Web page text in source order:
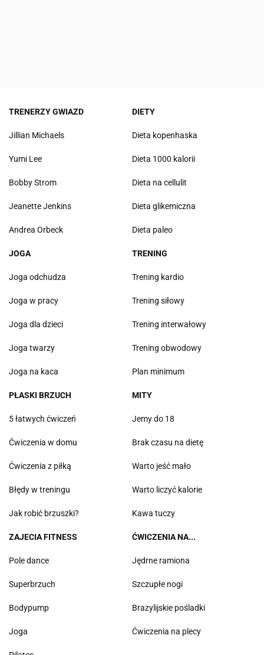
TRENERZY GWIAZD
Jillian Michaels
Yumi Lee
Bobby Strom
Jeanette Jenkins
Andrea Orbeck
DIETY
Dieta kopenhaska
Dieta 1000 kalorii
Dieta na cellulit
Dieta glikemiczna
Dieta paleo
JOGA
Joga odchudza
Joga w pracy
Joga dla dzieci
Joga twarzy
Joga na kaca
TRENING
Trening kardio
Trening siłowy
Trening interwałowy
Trening obwodowy
Plan minimum
PŁASKI BRZUCH
5 łatwych ćwiczeń
Ćwiczenia w domu
Ćwiczenia z piłką
Błędy w treningu
Jak robić brzuszki?
MITY
Jemy do 18
Brak czasu na dietę
Warto jeść mało
Warto liczyć kalorie
Kawa tuczy
ZAJECIA FITNESS
Pole dance
Superbrzuch
Bodypump
Joga
ĆWICZENIA NA...
Jędrne ramiona
Szczupłe nogi
Brazylijskie pośladki
Ćwiczenia na plecy